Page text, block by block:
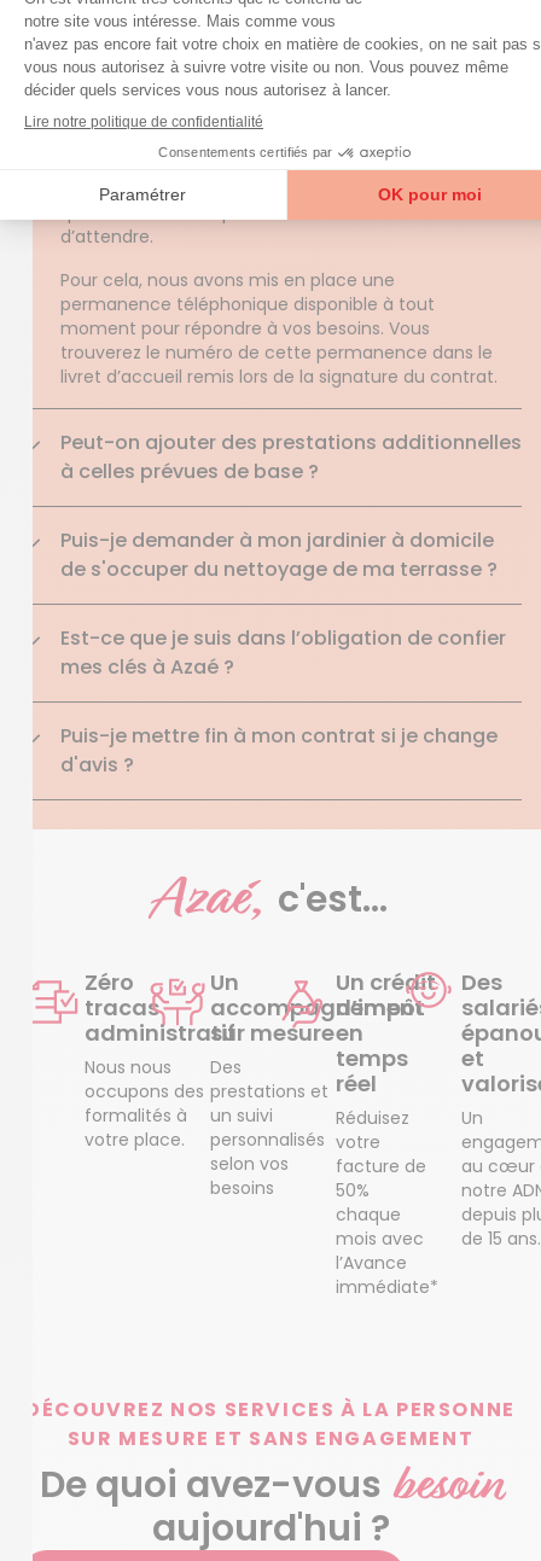
Que se passe-t-il si mon intervenant à
domicile est malade ? Est-il remplacé ?
Oui ! En cas d’absence de votre auxiliaire de vie,
nous nous engageons à assurer la continuité de
Notre équipe met tout en œuvre pour trouver une
solution adaptée à votre situation et assurer la
d’attendre.
Pour cela, nous avons mis en place une
permanence téléphonique disponible à tout
moment pour répondre à vos besoins. Vous
trouverez le numéro de cette permanence dans le
livret d’accueil remis lors de la signature du contrat.
Peut-on ajouter des prestations additionnelles
à celles prévues de base ?
Puis-je demander à mon jardinier à domicile
de s'occuper du nettoyage de ma terrasse ?
Est-ce que je suis dans l’obligation de confier
mes clés à Azaé ?
Puis-je mettre fin à mon contrat si je change
d'avis ?
Azaé, c'est...
Zéro
tracas
administratif
Nous nous
occupons des
formalités à
votre place.
Un
accompagnement
sur mesure
Des
prestations et
un suivi
personnalisés
selon vos
besoins
Un crédit
d’impôt
en
temps
réel
Réduisez
votre
facture de
50%
chaque
mois avec
l’Avance
immédiate*
Des
et
Un
au cœur
notre
depuis
de 15 ans.
DÉCOUVREZ NOS SERVICES À LA PERSONNE
SUR MESURE ET SANS ENGAGEMENT
De quoi avez-vous besoin
aujourd'hui ?